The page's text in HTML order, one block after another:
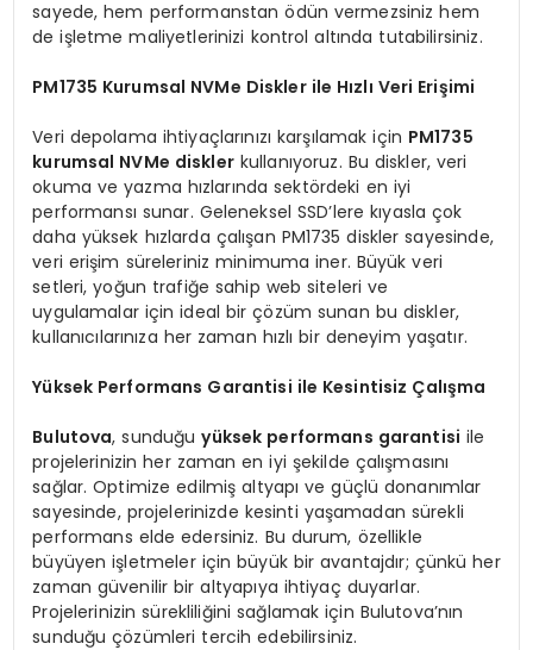
sayede, hem performanstan ödün vermezsiniz hem
de işletme maliyetlerinizi kontrol altında tutabilirsiniz.
PM1735 Kurumsal NVMe Diskler ile Hızlı Veri Erişimi
Veri depolama ihtiyaçlarınızı karşılamak için PM1735
kurumsal NVMe disklerkullanıyoruz. Bu diskler, veri
okuma ve yazma hızlarında sektördeki en iyi
performansı sunar. Geleneksel SSD’lere kıyasla çok
daha yüksek hızlarda çalışan PM1735 diskler sayesinde,
veri erişim süreleriniz minimuma iner. Büyük veri
setleri, yoğun trafiğe sahip web siteleri ve
uygulamalar için ideal bir çözüm sunan bu diskler,
kullanıcılarınıza her zaman hızlı bir deneyim yaşatır.
Yüksek Performans Garantisi ile Kesintisiz Çalışma
Bulutova, sunduğuyüksek performans garantisi ile
projelerinizin her zaman en iyi şekilde çalışmasını
sağlar. Optimize edilmiş altyapı ve güçlü donanımlar
sayesinde, projelerinizde kesinti yaşamadan sürekli
performans elde edersiniz. Bu durum, özellikle
büyüyen işletmeler için büyük bir avantajdır; çünkü her
zaman güvenilir bir altyapıya ihtiyaç duyarlar.
Projelerinizin sürekliliğini sağlamak için Bulutova’nın
sunduğu çözümleri tercih edebilirsiniz.